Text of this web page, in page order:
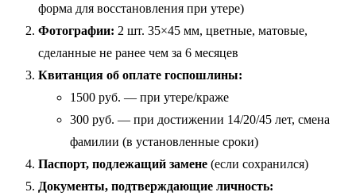
форма для восстановления при утере)
Фотографии: 2 шт. 35×45 мм, цветные, матовые,
сделанные не ранее чем за 6 месяцев
Квитанция об оплате госпошлины:
1500 руб. — при утере/краже
300 руб. — при достижении 14/20/45 лет, смена
фамилии (в установленные сроки)
Паспорт, подлежащий замене (если сохранился)
Документы, подтверждающие личность: